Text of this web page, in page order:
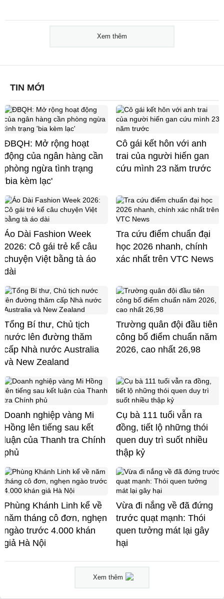
Xem thêm
TIN MỚI
ĐBQH: Mở rộng hoạt
động của ngân hàng cần
phòng ngừa tình trạng
'bia kèm lạc'
Cô gái kết hôn với anh
trai của người hiến gan
cứu mình 23 năm trước
Áo Dài Fashion Week
2026: Cô gái trẻ kể câu
chuyện Việt bằng tà áo
dài
Tra cứu điểm chuẩn đại
học 2026 nhanh, chính
xác nhất trên VTC News
Tổng Bí thư, Chủ tịch
nước lên đường thăm
cấp Nhà nước Australia
và New Zealand
Trường quân đội đầu tiên
công bố điểm chuẩn năm
2026, cao nhất 26,98
Doanh nghiệp vàng Mi
Hồng lên tiếng sau kết
luận của Thanh tra Chính
phủ
Cụ bà 111 tuổi vẫn ra
đồng, tiết lộ những thói
quen duy trì suốt nhiều
thập kỷ
Phùng Khánh Linh kể về
năm tháng cô đơn, nghẹn
ngào trước 4.000 khán
giả Hà Nội
Vừa đi nắng về đã đứng
trước quạt mạnh: Thói
quen tưởng mát lại gây
hại
Xem thêm